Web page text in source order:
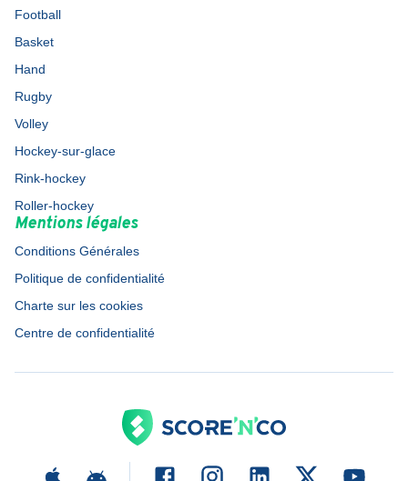
Football
Basket
Hand
Rugby
Volley
Hockey-sur-glace
Rink-hockey
Roller-hockey
Mentions légales
Conditions Générales
Politique de confidentialité
Charte sur les cookies
Centre de confidentialité